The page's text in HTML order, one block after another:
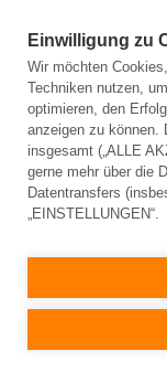
Für
MyNet
Topspeed-Internet
Einwilligung zu
Wir möchten
Techniken nutzen,
optimieren, den
anzeigen zu können.
insgesamt („ALLE
gerne mehr über die
Datentransfers
„EINSTELLUNGEN“.